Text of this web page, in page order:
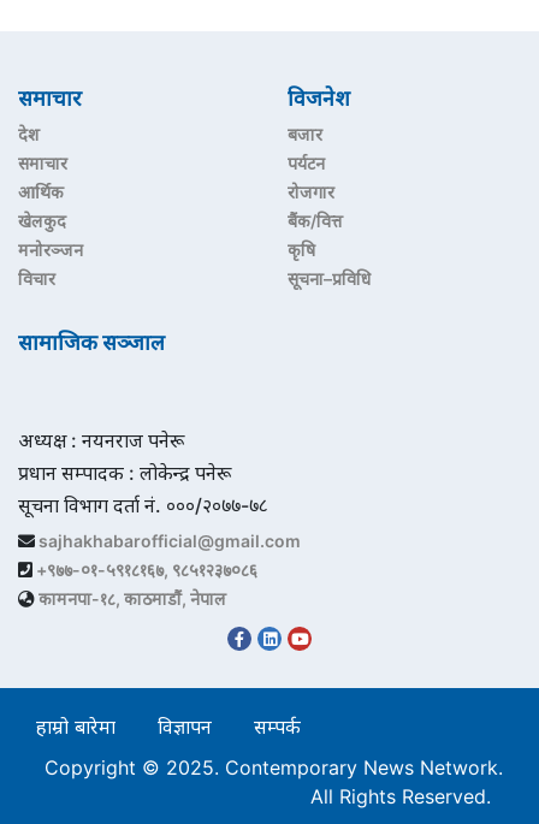
समाचार
देश
समाचार
आर्थिक
खेलकुद
मनोरञ्जन
विचार
विजनेश
बजार
पर्यटन
रोजगार
बैंक/वित्त
कृषि
सूचना–प्रविधि
सामाजिक सञ्जाल
अध्यक्ष : नयनराज पनेरू
प्रधान सम्पादक : लोकेन्द्र पनेरू
सूचना विभाग दर्ता नं. ०००/२०७७-७८
sajhakhabarofficial@gmail.com
+९७७-०१-५९१८१६७, ९८५१२३७०८६
कामनपा-१८, काठमाडौं, नेपाल
हाम्रो बारेमा विज्ञापन
सम्पर्क
Copyright © 2025. Contemporary News Network.
All Rights Reserved.